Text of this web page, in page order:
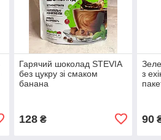
Гарячий шоколад STEVIA
без цукру зі смаком
банана
128₴
з
90